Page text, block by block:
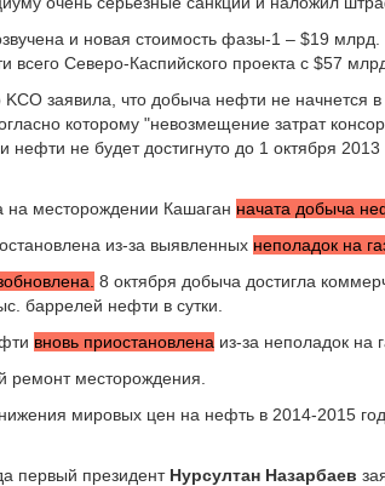
и новая стоимость фазы-1 – $19
всего Северо-Каспийского проекта с $57
заявила, что добыча нефти не начнется в
которому "невозмещение затрат
нефти не будет достигнуто до 1 октября
на месторождении Кашаган начата добыча
из-за выявленных неполадок на
8 октября добыча достигла
баррелей нефти в сутки.
вновь приостановлена из-за неполадок на
ремонт месторождения.
мировых цен на нефть в 2014-2015
первый президент Нурсултан Назарбаев